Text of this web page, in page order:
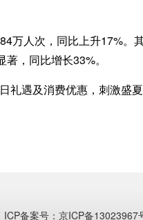
人次，同比上升17%。
，同比增长33%。
遇及消费优惠，刺激盛夏
ICP备案号：京ICP备13023967